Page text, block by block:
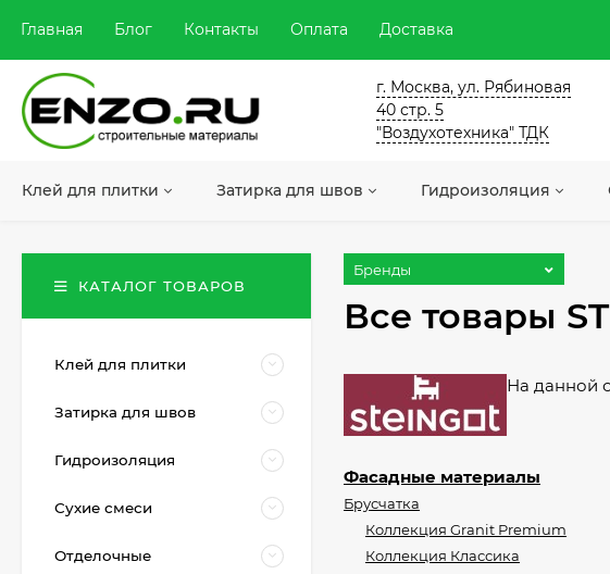
Главная Блог Контакты Оплата Доставка
г. Москва, ул. Рябиновая
40 стр. 5
"Воздухотехника" ТДК
Клей для плитки Затирка для швов Гидроизоляция
Бренды
Все товары
На данной
Фасадные материалы
Брусчатка
Коллекция Granit Premium
Коллекция Классика
КАТАЛОГ ТОВАРОВ
Клей для плитки
Затирка для швов
Гидроизоляция
Сухие смеси
Отделочные